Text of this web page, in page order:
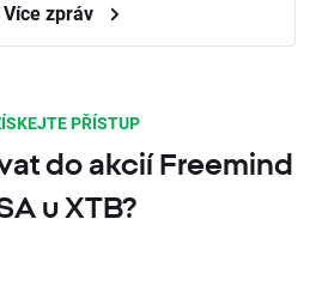
Více zpráv
PŘÍSTUP
do akcií Freemind
u XTB?